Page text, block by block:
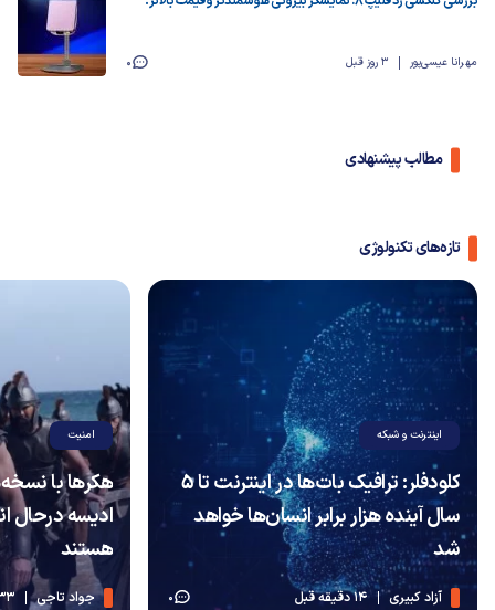
مهرانا عیسی‌پور 3 روز قبل 0
مطالب پیشنهادی
تازه‌های تکنولوژی
اینترنت و شبکه
کلودفلر: ترافیک بات‌ها در اینترنت تا ۵
سال آینده هزار برابر انسان‌ها خواهد
شد
آزاد کبیری 14 دقیقه قبل 0
امنیت
هکرها با
ادیسه درحال
هستند
جواد تاجی 33